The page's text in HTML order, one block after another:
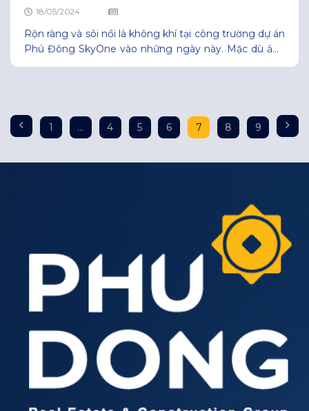
18/05/2024
Rộn ràng và sôi nổi là không khí tại công trường dự án
Phú Đông SkyOne vào những ngày này. Mặc dù ảnh
hưởng của thời tiết xấu, đội ngũ kỹ sư, công nhân vẫn
1 … 4 5 6 7 8 9